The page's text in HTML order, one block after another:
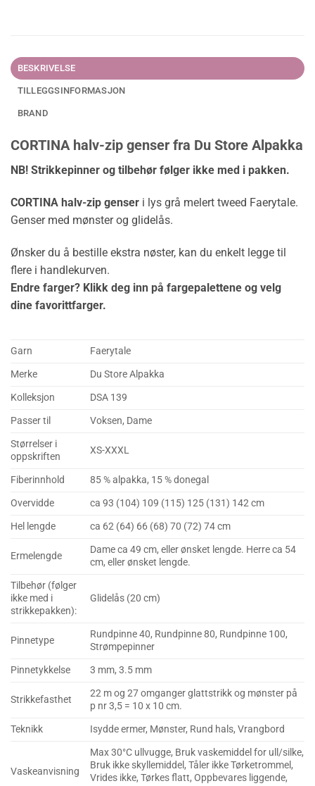
BESKRIVELSE
TILLEGGSINFORMASJON
BRAND
CORTINA halv-zip genser fra Du Store Alpakka
NB! Strikkepinner og tilbehør følger ikke med i pakken.
CORTINA halv-zip genser i lys grå melert tweed Faerytale.
Genser med mønster og glidelås.
Ønsker du å bestille ekstra nøster, kan du enkelt legge til
flere i handlekurven.
Endre farger? Klikk deg inn på fargepalettene og velg
dine favorittfarger.
Garn
Faerytale
Merke
Du Store Alpakka
Kolleksjon
DSA 139
Passer til
Voksen, Dame
Størrelser i
oppskriften
XS-XXXL
Fiberinnhold
85 % alpakka, 15 % donegal
Overvidde
ca 93 (104) 109 (115) 125 (131) 142 cm
Hel lengde
ca 62 (64) 66 (68) 70 (72) 74 cm
Ermelengde
Dame ca 49 cm, eller ønsket lengde. Herre ca 54
cm, eller ønsket lengde.
Tilbehør (følger
ikke med i
strikkepakken):
Glidelås (20 cm)
Pinnetype
Rundpinne 40, Rundpinne 80, Rundpinne 100,
Strømpepinner
Pinnetykkelse
3 mm, 3.5 mm
Strikkefasthet
22 m og 27 omganger glattstrikk og mønster på
p nr 3,5 = 10 x 10 cm.
Teknikk
Isydde ermer, Mønster, Rund hals, Vrangbord
Vaskeanvisning
Max 30°C ullvugge, Bruk vaskemiddel for ull/silke,
Bruk ikke skyllemiddel, Tåler ikke Tørketrommel,
Vrides ikke, Tørkes flatt, Oppbevares liggende,